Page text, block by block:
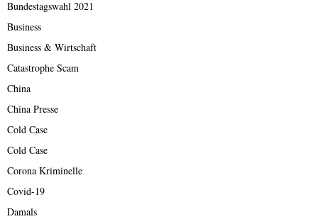
Bundestagswahl 2021
Business
Business & Wirtschaft
Catastrophe Scam
China
China Presse
Cold Case
Cold Case
Corona Kriminelle
Covid-19
Damals